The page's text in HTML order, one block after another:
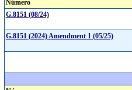
Número
G.8151 (08/24)
G.8151 (2024) Amendment 1 (05/25)